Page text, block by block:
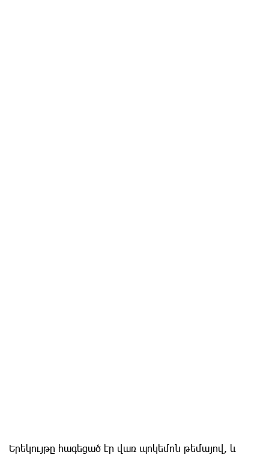
Երեկույթը հագեցած էր վառ պոկեմոն թեմայով, և